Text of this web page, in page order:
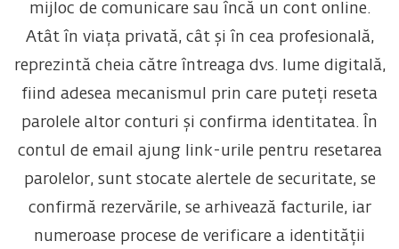
mijloc de comunicare sau încă un cont online.
Atât în viața privată, cât și în cea profesională,
reprezintă cheia către întreaga dvs. lume digitală,
fiind adesea mecanismul prin care puteți reseta
parolele altor conturi și confirma identitatea. În
contul de email ajung link-urile pentru resetarea
parolelor, sunt stocate alertele de securitate, se
confirmă rezervările, se arhivează facturile, iar
numeroase procese de verificare a identității